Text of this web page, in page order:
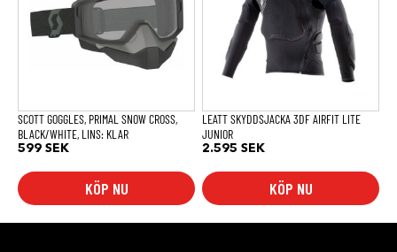
SCOTT GOGGLES, PRIMAL SNOW CROSS,
BLACK/WHITE, LINS: KLAR
599 SEK
KÖP NU
LEATT SKYDDSJACKA 3DF AIRFIT LITE
JUNIOR
2.595 SEK
KÖP NU
varianter.
olika
alternativen
kan
väljas
produktsidan